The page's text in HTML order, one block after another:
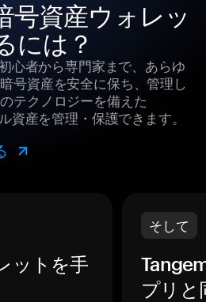
号資産ウォレッ
には？
心者から専門家まで、あらゆ
号資産を安全に保ち、管理し
テクノロジーを備えた
資産を管理・保護できます。
ットを手
そして
プリと